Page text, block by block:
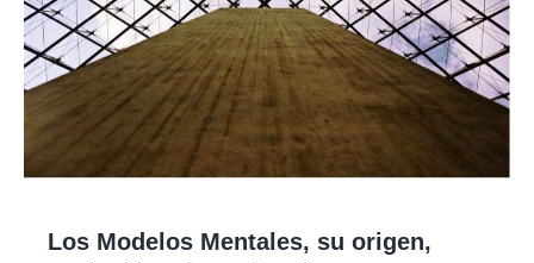
Los Modelos Mentales, su origen,